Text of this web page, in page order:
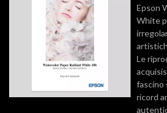
Epson
White
Le
fascino
ricord